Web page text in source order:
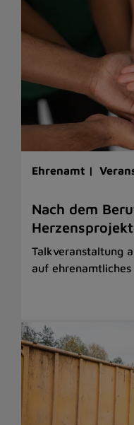
Ehrenamt |
Nach dem
Talkveranstaltung
auf